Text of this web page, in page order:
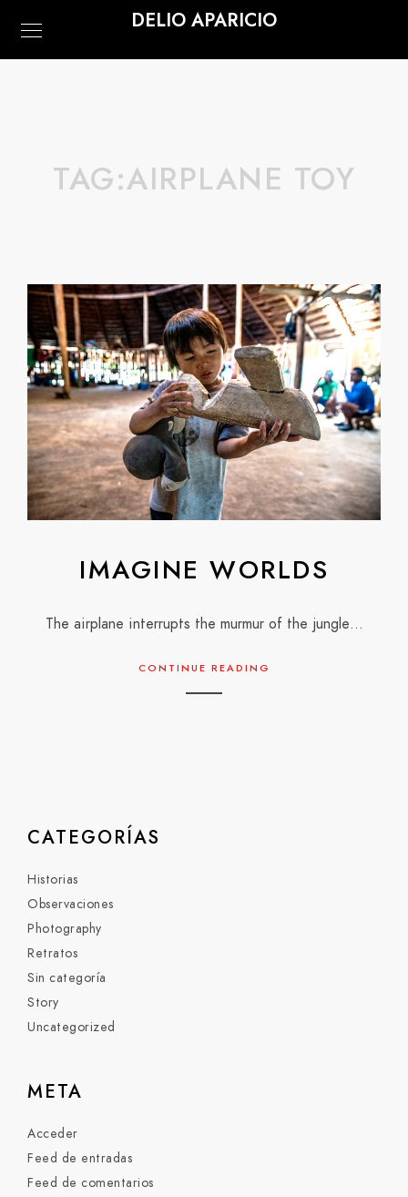
DELIO APARICIO
TAG:AIRPLANE TOY
IMAGINE WORLDS
The airplane interrupts the murmur of the jungle…
CONTINUE READING
CATEGORÍAS
Historias
Observaciones
Photography
Retratos
Sin categoría
Story
Uncategorized
META
Acceder
Feed de entradas
Feed de comentarios